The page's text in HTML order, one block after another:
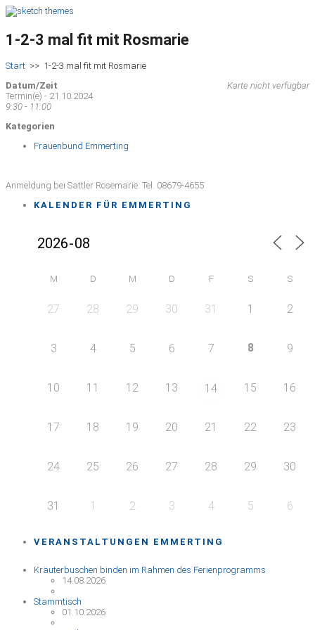
1-2-3 mal fit mit Rosmarie
Start >> 1-2-3 mal fit mit Rosmarie
Karte nicht verfügbar
Datum/Zeit
Termin(e) - 21.10.2024
9:30 - 11:00
Kategorien
Frauenbund Emmerting
Anmeldung bei Sattler Rosemarie. Tel. 08679-4655
KALENDER FÜR EMMERTING
M D M D F S S
27 28 29 30 31 1 2
3 4 5 6 7 8 9
10 11 12 13 14 15 16
17 18 19 20 21 22 23
24 25 26 27 28 29 30
31 1 2 3 4 5 6
VERANSTALTUNGEN EMMERTING
Kräuterbuschen binden im Rahmen des Ferienprogramms
14.08.2026
Stammtisch
01.10.2026